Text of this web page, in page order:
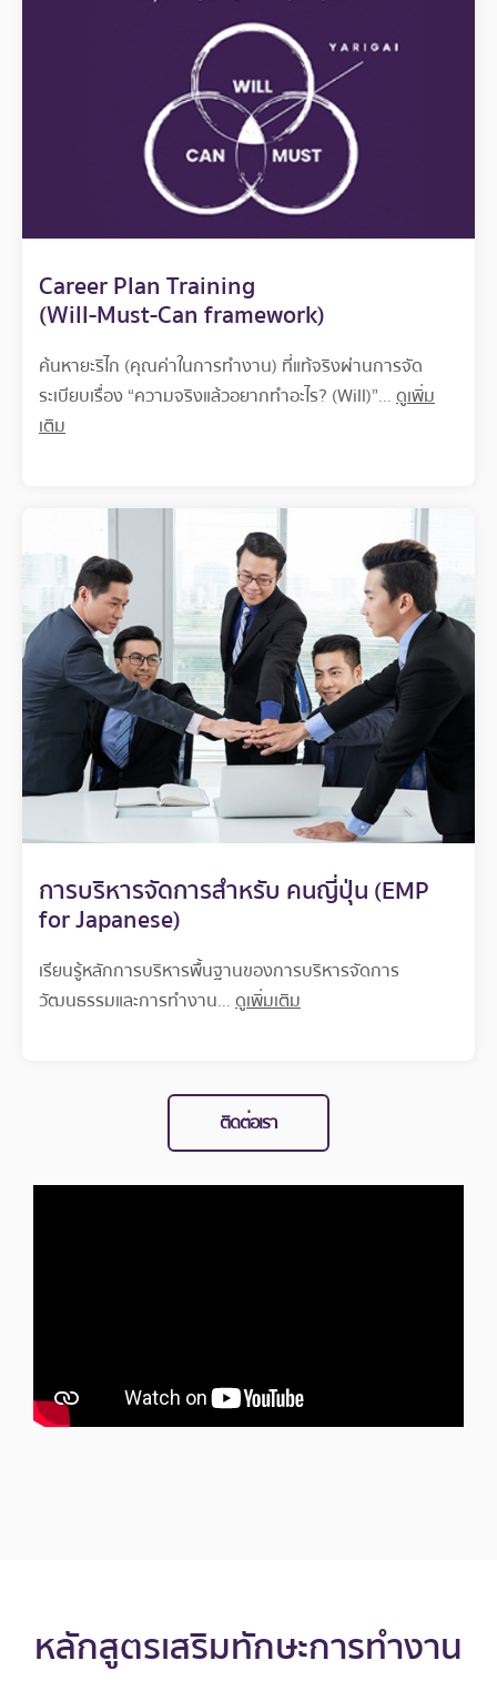
Career Plan Training
(Will-Must-Can framework)
ค้นหายะริไก (คุณค่าในการทำงาน) ที่แท้จริงผ่านการจัด
ระเบียบเรื่อง “ความจริงแล้วอยากทำอะไร? (Will)”…ดูเพิ่ม
เติม
การบริหารจัดการสำหรับ คนญี่ปุ่น (EMP
for Japanese)
เรียนรู้หลักการบริหารพื้นฐานของการบริหารจัดการ
วัฒนธรรมและการทำงาน…ดูเพิ่มเติม
ติดต่อเรา
หลักสูตรเสริมทักษะการทำงาน